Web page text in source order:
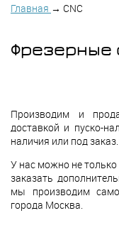
Главная → CNC
Фрезерные
Производим и
доставкой и пуско-
наличия или под заказ.
У нас можно не
заказать
мы производим
города Москва.